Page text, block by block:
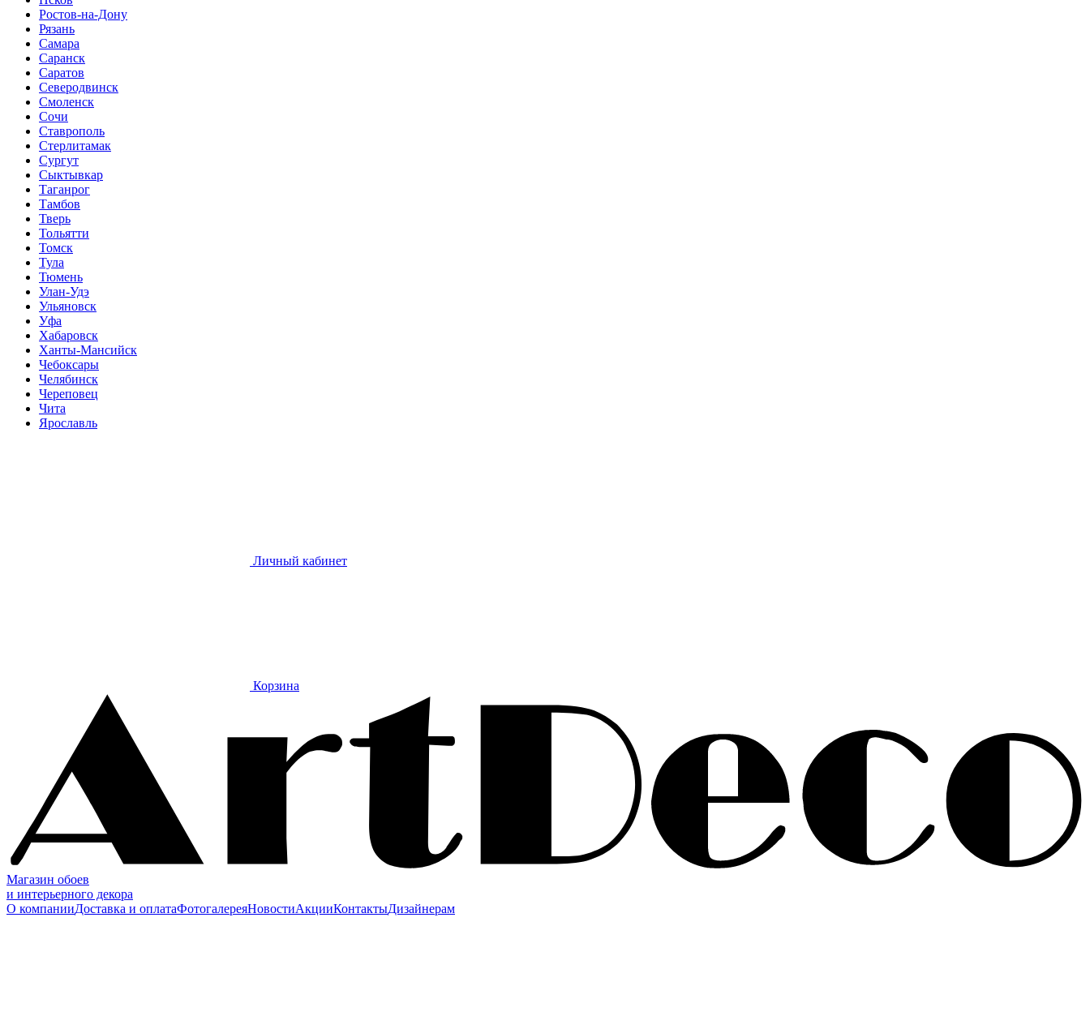
Ростов-на-Дону
Рязань
Самара
Саранск
Саратов
Северодвинск
Смоленск
Сочи
Ставрополь
Стерлитамак
Сургут
Сыктывкар
Таганрог
Тамбов
Тверь
Тольятти
Томск
Тула
Тюмень
Улан-Удэ
Ульяновск
Уфа
Хабаровск
Ханты-Мансийск
Чебоксары
Челябинск
Череповец
Чита
Ярославль
Личный кабинет
Корзина
Магазин обоев
и интерьерного декора
О компанииДоставка и оплатаФотогалереяНовостиАкцииКонтактыДизайнерам